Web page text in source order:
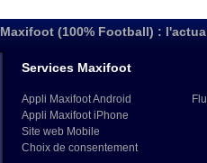
Maxifoot (100% Football) :
Services Maxifoot
Appli Maxifoot Android
Appli Maxifoot iPhone
Site web Mobile
Choix de consentement